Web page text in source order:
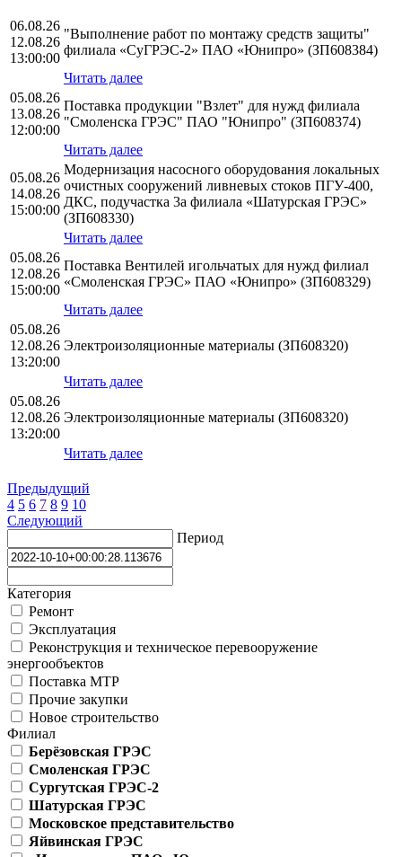
06.08.26
12.08.26
13:00:00
"Выполнение работ по монтажу средств защиты"
филиала «СуГРЭС-2» ПАО «Юнипро» (ЗП608384)
Читать далее
05.08.26
13.08.26
12:00:00
Поставка продукции "Взлет" для нужд филиала
"Смоленска ГРЭС" ПАО "Юнипро" (ЗП608374)
Читать далее
05.08.26
14.08.26
15:00:00
Модернизация насосного оборудования локальных
очистных сооружений ливневых стоков ПГУ-400,
ДКС, подучастка 3а филиала «Шатурская ГРЭС»
(ЗП608330)
Читать далее
05.08.26
12.08.26
15:00:00
Поставка Вентилей игольчатых для нужд филиал
«Смоленская ГРЭС» ПАО «Юнипро» (ЗП608329)
Читать далее
05.08.26
12.08.26
13:20:00
Электроизоляционные материалы (ЗП608320)
Читать далее
05.08.26
12.08.26
13:20:00
Электроизоляционные материалы (ЗП608320)
Читать далее
Предыдущий
4 5 6 7 8 9 10
Следующий
Период
Категория
Ремонт
Эксплуатация
Реконструкция и техническое перевооружение
энергообъектов
Поставка МТР
Прочие закупки
Новое строительство
Филиал
Берёзовская ГРЭС
Смоленская ГРЭС
Сургутская ГРЭС-2
Шатурская ГРЭС
Московское представительство
Яйвинская ГРЭС